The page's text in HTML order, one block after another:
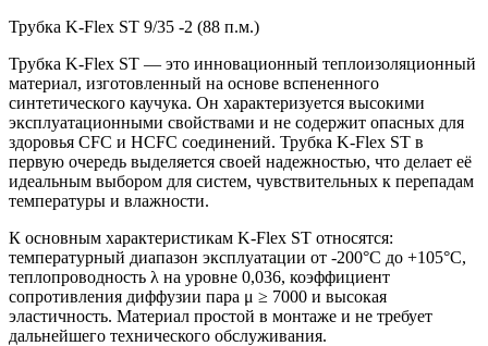
Трубка K-Flex ST 9/35 -2 (88 п.м.)
Трубка K-Flex ST — это инновационный теплоизоляционный
материал, изготовленный на основе вспененного
синтетического каучука. Он характеризуется высокими
эксплуатационными свойствами и не содержит опасных для
здоровья CFC и HCFC соединений. Трубка K-Flex ST в
первую очередь выделяется своей надежностью, что делает её
идеальным выбором для систем, чувствительных к перепадам
температуры и влажности.
К основным характеристикам K-Flex ST относятся:
температурный диапазон эксплуатации от -200°C до +105°C,
теплопроводность λ на уровне 0,036, коэффициент
сопротивления диффузии пара μ ≥ 7000 и высокая
эластичность. Материал простой в монтаже и не требует
дальнейшего технического обслуживания.